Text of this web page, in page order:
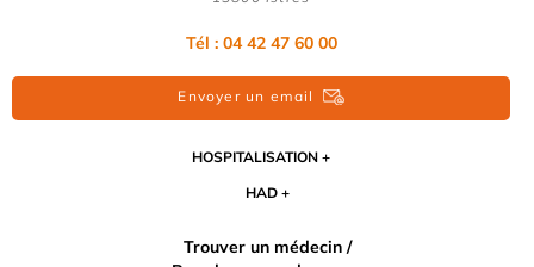
Tél : 04 42 47 60 00
Envoyer un email
HOSPITALISATION
HAD
Trouver un médecin /